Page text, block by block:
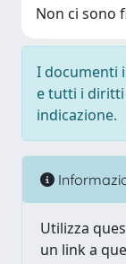
Non ci sono
I documenti
e tutti i diritti
indicazione.
Utilizza
un link a